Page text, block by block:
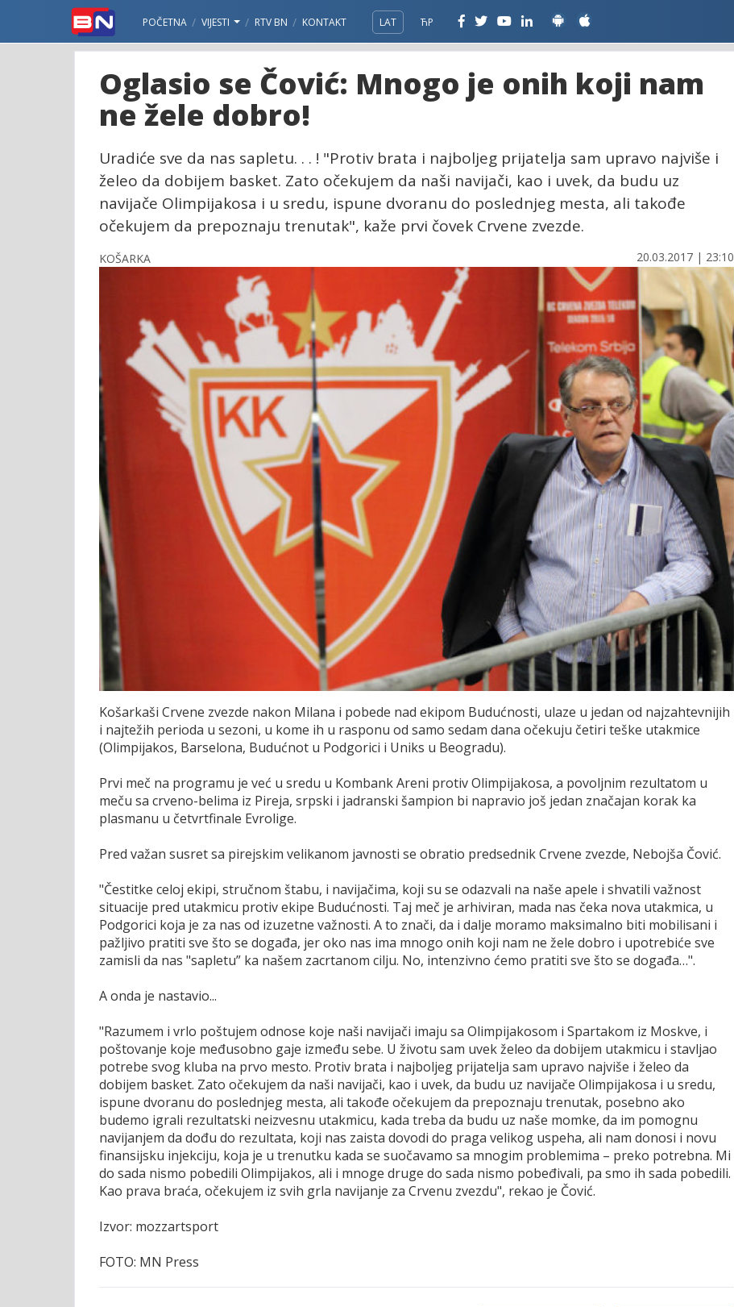
POČETNA VIJESTI RTV BN KONTAKT LAT ЋР
Oglasio se Čović: Mnogo je onih koji nam
ne žele dobro!
Uradiće sve da nas sapletu. . . ! "Protiv brata i najboljeg prijatelja sam upravo najviše i
želeo da dobijem basket. Zato očekujem da naši navijači, kao i uvek, da budu uz
navijače Olimpijakosa i u sredu, ispune dvoranu do poslednjeg mesta, ali takođe
očekujem da prepoznaju trenutak", kaže prvi čovek Crvene zvezde.
KOŠARKA 20.03.2017 | 23:10
Košarkaši Crvene zvezde nakon Milana i pobede nad ekipom Budućnosti, ulaze u jedan od najzahtevnijih
i najtežih perioda u sezoni, u kome ih u rasponu od samo sedam dana očekuju četiri teške utakmice
(Olimpijakos, Barselona, Budućnot u Podgorici i Uniks u Beogradu).
Prvi meč na programu je već u sredu u Kombank Areni protiv Olimpijakosa, a povoljnim rezultatom u
meču sa crveno-belima iz Pireja, srpski i jadranski šampion bi napravio još jedan značajan korak ka
plasmanu u četvrtfinale Evrolige.
Pred važan susret sa pirejskim velikanom javnosti se obratio predsednik Crvene zvezde, Nebojša Čović.
"Čestitke celoj ekipi, stručnom štabu, i navijačima, koji su se odazvali na naše apele i shvatili važnost
situacije pred utakmicu protiv ekipe Budućnosti. Taj meč je arhiviran, mada nas čeka nova utakmica, u
Podgorici koja je za nas od izuzetne važnosti. A to znači, da i dalje moramo maksimalno biti mobilisani i
pažljivo pratiti sve što se događa, jer oko nas ima mnogo onih koji nam ne žele dobro i upotrebiće sve
zamisli da nas "sapletu” ka našem zacrtanom cilju. No, intenzivno ćemo pratiti sve što se događa…".
A onda je nastavio...
"Razumem i vrlo poštujem odnose koje naši navijači imaju sa Olimpijakosom i Spartakom iz Moskve, i
poštovanje koje međusobno gaje između sebe. U životu sam uvek želeo da dobijem utakmicu i stavljao
potrebe svog kluba na prvo mesto. Protiv brata i najboljeg prijatelja sam upravo najviše i želeo da
dobijem basket. Zato očekujem da naši navijači, kao i uvek, da budu uz navijače Olimpijakosa i u sredu,
ispune dvoranu do poslednjeg mesta, ali takođe očekujem da prepoznaju trenutak, posebno ako
budemo igrali rezultatski neizvesnu utakmicu, kada treba da budu uz naše momke, da im pomognu
navijanjem da dođu do rezultata, koji nas zaista dovodi do praga velikog uspeha, ali nam donosi i novu
finansijsku injekciju, koja je u trenutku kada se suočavamo sa mnogim problemima – preko potrebna. Mi
do sada nismo pobedili Olimpijakos, ali i mnoge druge do sada nismo pobeđivali, pa smo ih sada pobedili.
Kao prava braća, očekujem iz svih grla navijanje za Crvenu zvezdu", rekao je Čović.
Izvor: mozzartsport
FOTO: MN Press